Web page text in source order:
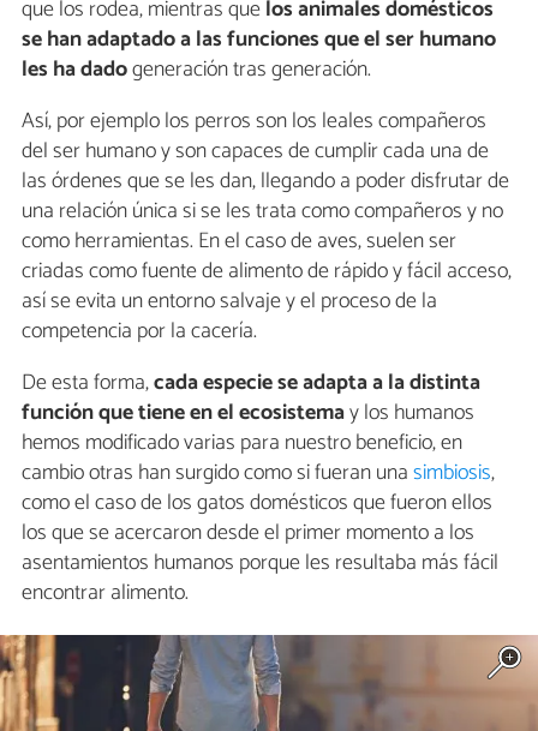
que los rodea, mientras quelos animales domésticos
se han adaptado a las funciones que el ser humano
les ha dadogeneración tras generación.
Así, por ejemplo los perros son los leales compañeros
del ser humano y son capaces de cumplir cada una de
las órdenes que se les dan, llegando a poder disfrutar de
una relación única si se les trata como compañeros y no
como herramientas. En el caso de aves, suelen ser
criadas como fuente de alimento de rápido y fácil acceso,
así se evita un entorno salvaje y el proceso de la
competencia por la cacería.
De esta forma,cada especie se adapta a la distinta
función que tiene en el ecosistemay los humanos
hemos modificado varias para nuestro beneficio, en
cambio otras han surgido como si fueran unasimbiosis,
como el caso de los gatos domésticos que fueron ellos
los que se acercaron desde el primer momento a los
asentamientos humanos porque les resultaba más fácil
encontrar alimento.